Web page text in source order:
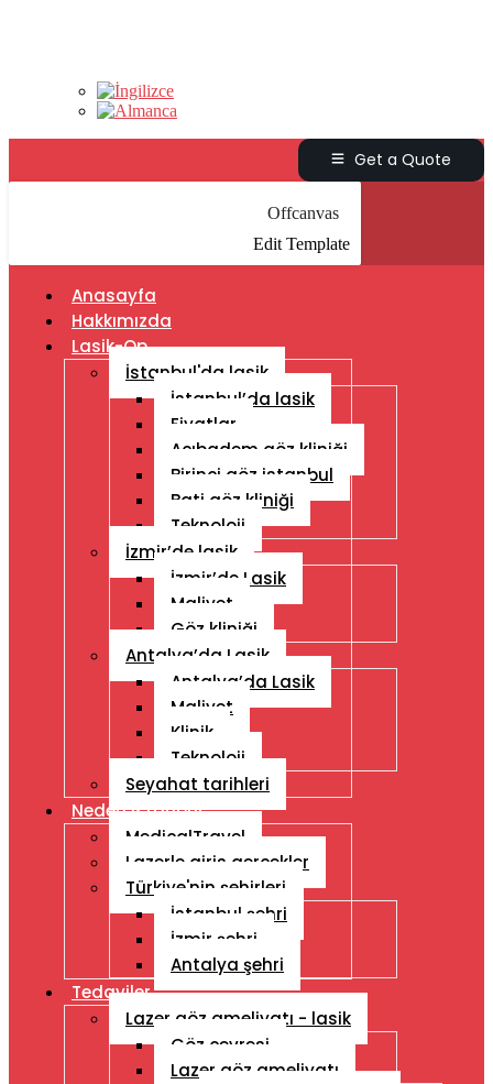
Get a Quote
Offcanvas
Edit Template
Anasayfa
Hakkımızda
Lasik-Op
İstanbul'da lasik
İstanbul’da lasik
Fiyatlar
Acıbadem göz kliniği
Birinci göz istanbul
Bati göz kliniği
Teknoloji
İzmir’de lasik
İzmir’de Lasik
Maliyet
Göz kliniği
Antalya’da Lasik
Antalya’da Lasik
Maliyet
Klinik
Teknoloji
Seyahat tarihleri
Neden Istanbul
MedicalTravel
Lazerle giris gercekler
Türkiye'nin şehirleri
İstanbul şehri
İzmir şehri
Antalya şehri
Tedaviler
Lazer göz ameliyatı - lasik
Göz çevresi
Lazer göz ameliyatı